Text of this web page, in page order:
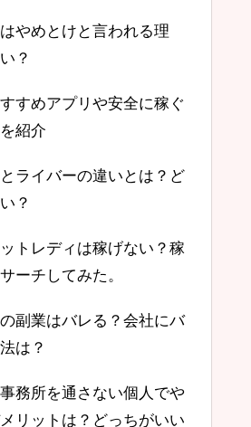
やめとけと言われる理
？
すめアプリや安全に稼ぐ
紹介
ライバーの違いとは？ど
？
トレディは稼げない？稼
ーチしてみた。
副業はバレる？会社にバ
は？
務所を通さない個人でや
リットは？どっちがいい